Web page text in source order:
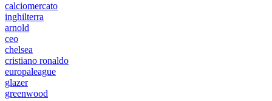
calciomercato
inghilterra
arnold
ceo
chelsea
cristiano ronaldo
europaleague
glazer
greenwood